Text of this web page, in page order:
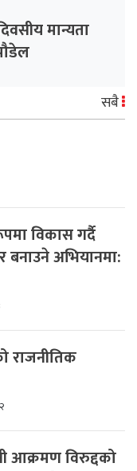
मान्यता
सबै
विकास गर्दै
अभियानमा:
राजनीतिक
आक्रमण विरुद्दको